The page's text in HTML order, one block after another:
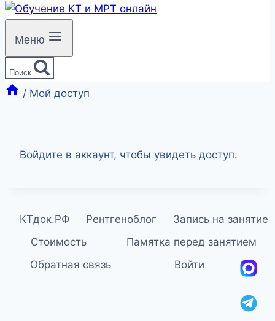
Меню
Поиск
/ Мой доступ
Войдите в аккаунт, чтобы увидеть доступ.
КТдок.РФ Рентгеноблог
Запись на занятие
Стоимость
Памятка перед занятием
Обратная связь
Войти